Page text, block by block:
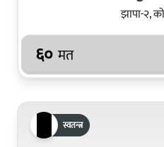
झापा-२,
६० मत
स्वतन्त्र